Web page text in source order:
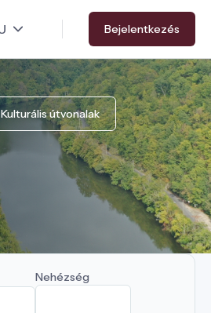
Bejelentkezés
Kulturális útvonalak
Nehézség